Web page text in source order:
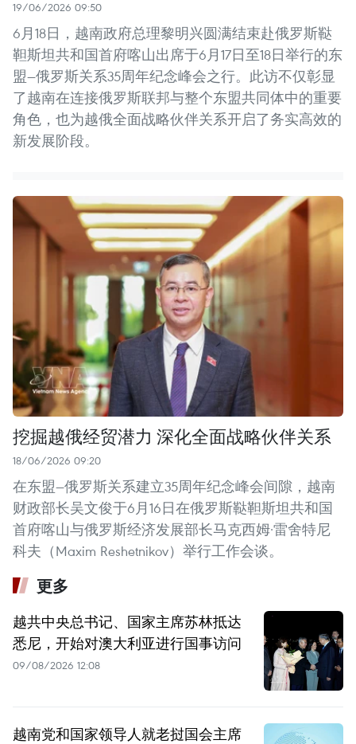
19/06/2026 09:50
6月18日，越南政府总理黎明兴圆满结束赴俄罗斯鞑
靼斯坦共和国首府喀山出席于6月17日至18日举行的东
盟—俄罗斯关系35周年纪念峰会之行。此访不仅彰显
了越南在连接俄罗斯联邦与整个东盟共同体中的重要
角色，也为越俄全面战略伙伴关系开启了务实高效的
新发展阶段。
挖掘越俄经贸潜力 深化全面战略伙伴关系
18/06/2026 09:20
在东盟—俄罗斯关系建立35周年纪念峰会间隙，越南
财政部长吴文俊于6月16日在俄罗斯鞑靼斯坦共和国
首府喀山与俄罗斯经济发展部长马克西姆·雷舍特尼
科夫（Maxim Reshetnikov）举行工作会谈。
更多
越共中央总书记、国家主席苏林抵达
悉尼，开始对澳大利亚进行国事访问
09/08/2026 12:08
越南党和国家领导人就老挝国会主席